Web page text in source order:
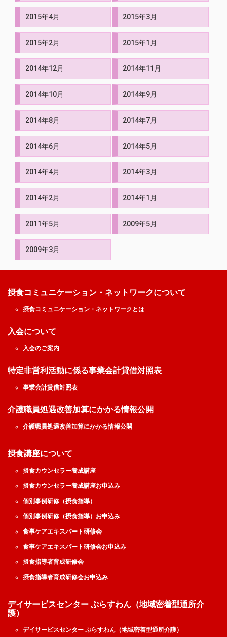
2015年4月 2015年3月
2015年2月 2015年1月
2014年12月 2014年11月
2014年10月 2014年9月
2014年8月 2014年7月
2014年6月 2014年5月
2014年4月 2014年3月
2014年2月 2014年1月
2011年5月 2009年5月
2009年3月
摂食コミュニケーション・ネットワークについて
摂食コミュニケーション・ネットワークとは
入会について
入会のご案内
特定非営利活動に係る事業会計貸借対照表
事業会計貸借対照表
介護職員処遇改善加算にかかる情報公開
介護職員処遇改善加算にかかる情報公開
摂食講座について
摂食カウンセラー養成講座
摂食カウンセラー養成講座お申込み
個別事例研修（摂食指導）
個別事例研修（摂食指導）お申込み
食事ケアエキスパート研修会
食事ケアエキスパート研修会お申込み
摂食指導者育成研修会
摂食指導者育成研修会お申込み
デイサービスセンター ぷらすわん（地域密着型通所介
護）
デイサービスセンター ぷらすわん（地域密着型通所介護）